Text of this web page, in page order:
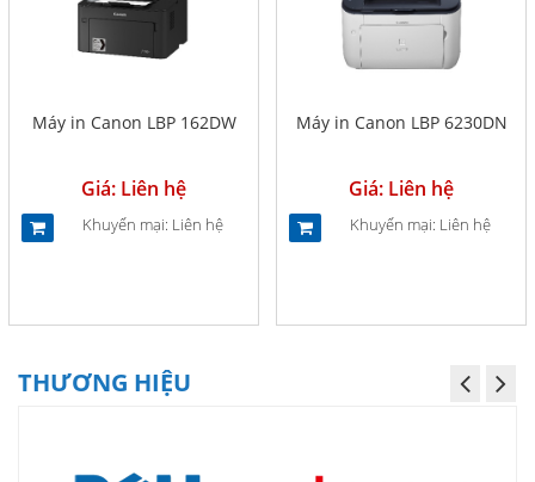
Máy in Canon LBP 162DW
Giá: Liên hệ
Khuyến mại: Liên hệ
Máy in Canon LBP 6230DN
Giá: Liên hệ
Khuyến mại: Liên hệ
THƯƠNG HIỆU